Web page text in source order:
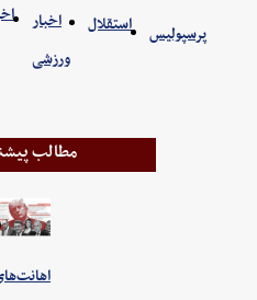
اخبار
ورزشی
استقلال پرسپولیس
مطالب